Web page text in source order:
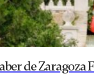
de Zaragoza